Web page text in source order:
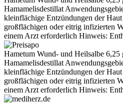
Hamamelisdestillat
kleinflächige Entzündungen der
großflächigen oder eitrig infizierten
einem Arzt erforderlich Hinweis:
Hametum Wund- und Heilsalbe
Hamamelisdestillat
kleinflächige Entzündungen der
großflächigen oder eitrig infizierten
einem Arzt erforderlich Hinweis: